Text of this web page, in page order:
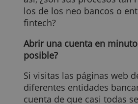
Para poder seguir
las bancas más
que digitalizar muchos
totalidad) de sus
así, ¿son sus procesos
los de los neo bancos
fintech?